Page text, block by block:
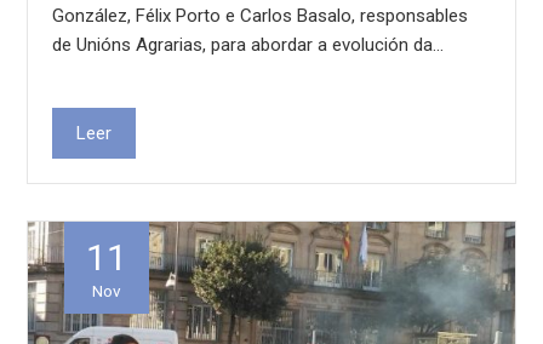
González, Félix Porto e Carlos Basalo, responsables
de Unións Agrarias, para abordar a evolución da…
Leer
11
Nov